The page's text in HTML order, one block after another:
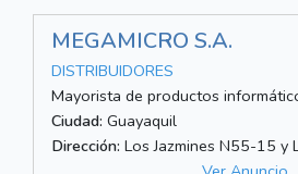
MEGAMICRO S.A.
DISTRIBUIDORES
Mayorista de productos
Ciudad: Guayaquil
Dirección: Los Jazmines N55-15 y